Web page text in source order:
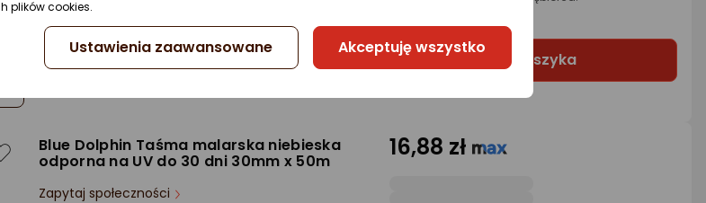
Do koszyka
Blue Dolphin Taśma malarska niebieska
odporna na UV do 30 dni 30mm x 50m
Zapytaj społeczności
16,88 zł
plików cookies.
Ustawienia zaawansowane Akceptuję wszystko